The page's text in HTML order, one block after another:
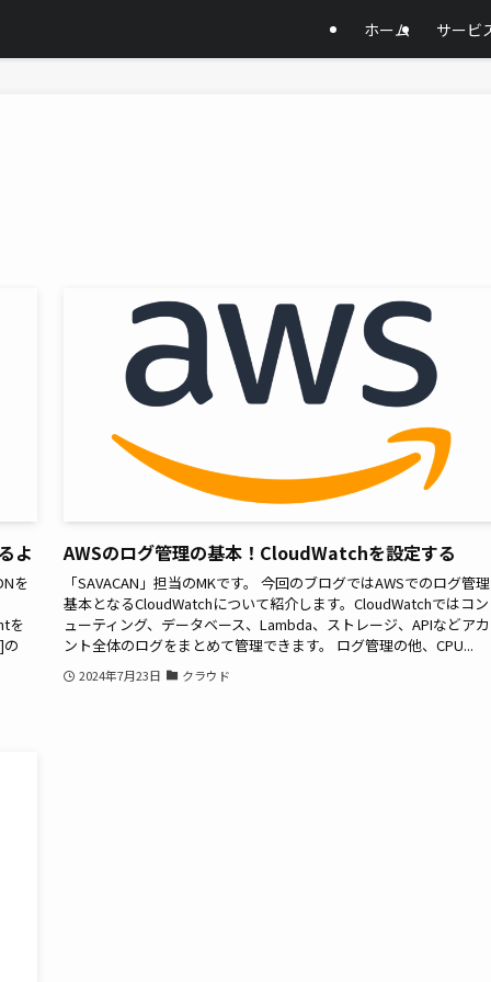
ホーム サービ
よ
を
を
AWSのログ管理の基本！CloudWatchを設定する
「SAVACAN」担当のMKです。 今回のブログではAWSでのログ管
基本となるCloudWatchについて紹介します。CloudWatchではコ
ューティング、データベース、Lambda、ストレージ、APIなどア
ント全体のログをまとめて管理できます。 ログ管理の他、CPU...
2024年7月23日 クラウド